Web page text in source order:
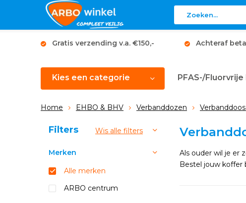
Gratis verzending v.a. €150,- Achteraf
Kies een categorie PFAS-/
Home EHBO & BHV Verbanddozen
Als ouder wil je er
Bestel jouw koffer
Sorteren op:
Filters Wis alle filters
Merken
Alle merken
ARBO centrum